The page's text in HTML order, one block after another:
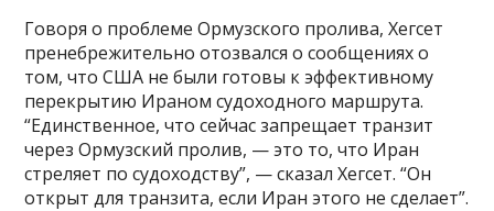
Говоря о проблеме Ормузского пролива, Хегсет
пренебрежительно отозвался о сообщениях о
том, что США не были готовы к эффективному
перекрытию Ираном судоходного маршрута.
“Единственное, что сейчас запрещает транзит
через Ормузский пролив, — это то, что Иран
стреляет по судоходству”, — сказал Хегсет. “Он
открыт для транзита, если Иран этого не сделает”.